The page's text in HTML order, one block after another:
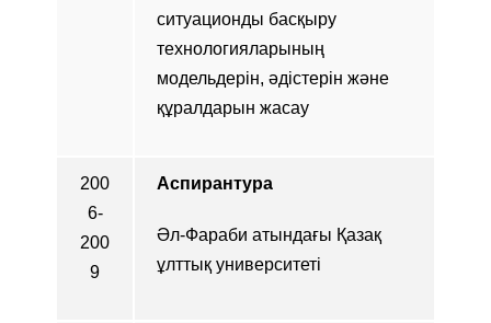
ситуационды басқыру
технологияларының
модельдерін, әдістерін және
құралдарын жасау
200
6-
200
9
Аспирантура
Әл-Фараби атындағы Қазақ
ұлттық университеті